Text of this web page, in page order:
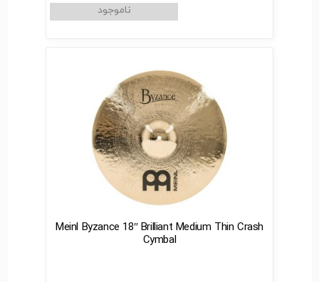
Meinl Byzance 18″ Brilliant Medium Thin Crash
Cymbal